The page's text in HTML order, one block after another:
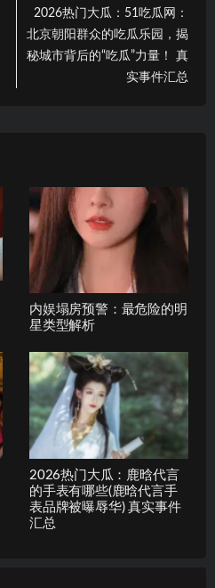
2026热门大瓜：51吃瓜网：
北京朝阳群众的吃瓜乐园，揭
秘城市背后的“吃瓜”力量！ 真
实事件汇总
内娱塌房预警：最危险的明
星类型解析
2026热门大瓜：鹿晗代言
的手表有哪些(鹿晗代言手
表品牌被曝辱华) 真实事件
汇总